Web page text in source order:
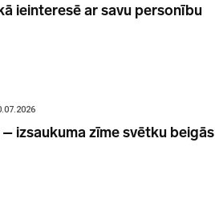
ieinteresē ar savu personību
– izsaukuma zīme svētku beigās